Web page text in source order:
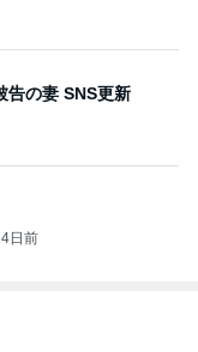
告の妻 SNS更新
4日前